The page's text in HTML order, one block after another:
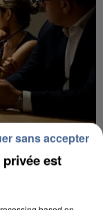
UN ÉLAN
est
sans accepter